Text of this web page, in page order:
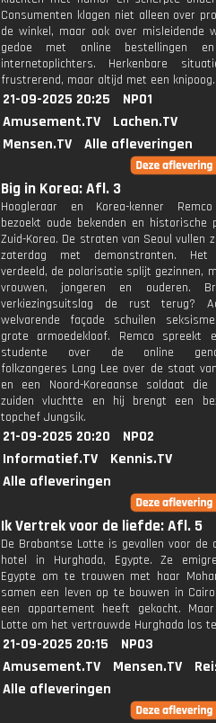
Consumenten klagen niet alleen over
de winkel, maar ook over misleidende
gedoe met online bestellingen
internetoplichters. Herkenbare
frustrerend, maar altijd met een knipoog.
21-09-2025 20:25
NPO1
Amusement.TV
Lachen.TV
Mensen.TV
Alle afleveringen
Big in Korea: Afl. 3
Hoogleraar en Korea-kenner
bezoekt oude bekenden en historische
Zuid-Korea. De straten van Seoul vullen
zaterdag met demonstranten.
verdeeld, de polarisatie splijt gezinnen,
vrouwen, jongeren en ouderen.
verkiezingsuitslag de rust terug?
welvarende façade schuilen
grote armoedekloof. Remco spreekt
studente over de online
folkzangeres Lang Lee over de staat
en een Noord-Koreaanse soldaat
zuiden vluchtte en hij brengt een
topchef Jungsik.
21-09-2025 20:20
NPO2
Informatief.TV
Kennis.TV
Alle afleveringen
Ik Vertrek voor de liefde: Afl. 5
De Brabantse Lotte is gevallen voor de
hotel in Hurghada, Egypte. Ze
Egypte om te trouwen met haar
samen een leven op te bouwen in
een appartement heeft gekocht.
Lotte om het vertrouwde Hurghada los
21-09-2025 20:15
NPO3
Amusement.TV
Mensen.TV
Alle afleveringen